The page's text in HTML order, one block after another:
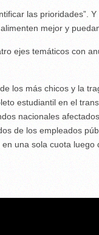
las prioridades”.
mejor y
ejes temáticos con
los más chicos y la
estudiantil en el
nacionales
de los empleados
una sola cuota